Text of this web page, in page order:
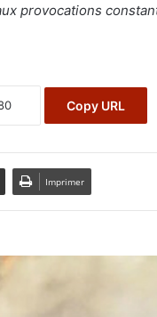
provocations
Copy URL
Imprimer